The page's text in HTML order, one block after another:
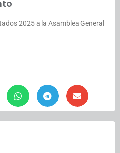
2025 a la Asamblea General